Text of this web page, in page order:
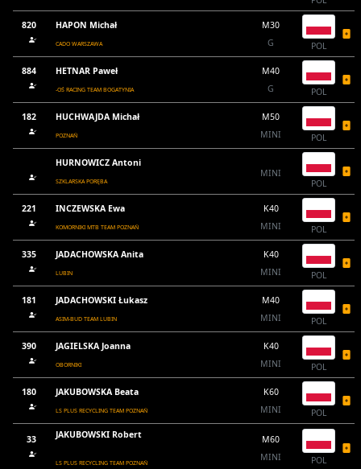
820 HAPON Michał
CADO WARSZAWA
M30
G
POL
884 HETNAR Paweł
-OŚ RACING TEAM BOGATYNIA
M40
G
POL
182 HUCHWAJDA Michał
POZNAŃ
M50
MINI
POL
HURNOWICZ Antoni
SZKLARSKA PORĘBA
MINI
POL
221 INCZEWSKA Ewa
KOMORNIKI MTB TEAM POZNAŃ
K40
MINI
POL
335 JADACHOWSKA Anita
LUBIN
K40
MINI
POL
181 JADACHOWSKI Łukasz
ASIM-BUD TEAM LUBIN
M40
MINI
POL
390 JAGIELSKA Joanna
OBORNIKI
K40
MINI
POL
180 JAKUBOWSKA Beata
LS PLUS RECYCLING TEAM POZNAŃ
K60
MINI
POL
33 JAKUBOWSKI Robert
LS PLUS RECYCLING TEAM POZNAŃ
M60
MINI
POL